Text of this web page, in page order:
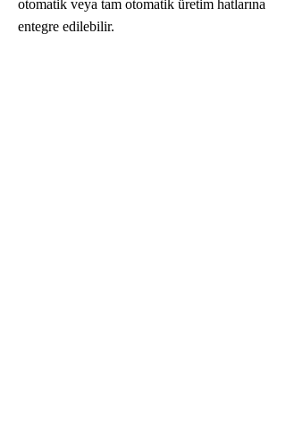
otomatik veya tam otomatik üretim hatlarına
entegre edilebilir.